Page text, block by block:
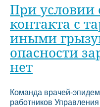
При условии
контакта с
иными
опасности
нет
Команда врачей-
работников